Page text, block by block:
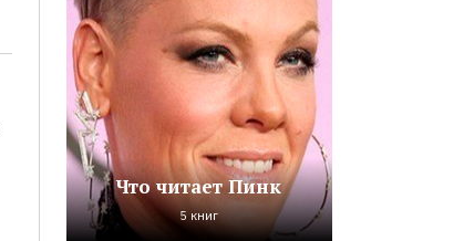
Что читает Пинк
5 книг